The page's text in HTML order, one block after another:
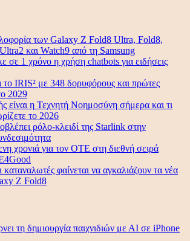
των Galaxy Z Fold8 Ultra, Fold8,
και Watch9 από τη Samsung
σε 1 χρόνο η χρήση chatbots για ειδήσεις
το IRIS² με 348 δορυφόρους και πρώτες
2029
είναι η Τεχνητή Νοημοσύνη σήμερα και τι
το 2026
ρόλο-κλειδί της Starlink στην
χρονιά για τον ΟΤΕ στη διεθνή σειρά
φαίνεται να αγκαλιάζουν τα νέα
Z Fold8
τη δημιουργία παιχνιδιών με ΑΙ σε iPhone